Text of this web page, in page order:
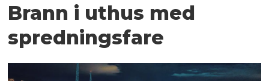
Brann i uthus med
spredningsfare